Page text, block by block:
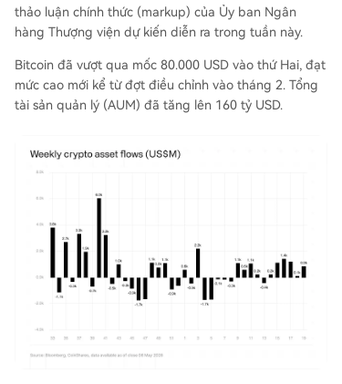
thảo luận chính thức (markup) của Ủy ban Ngân
hàng Thượng viện dự kiến diễn ra trong tuần này.
Bitcoin đã vượt qua mốc 80.000 USD vào thứ Hai, đạt
mức cao mới kể từ đợt điều chỉnh vào tháng 2. Tổng
tài sản quản lý (AUM) đã tăng lên 160 tỷ USD.